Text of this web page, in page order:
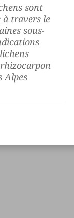
sont
à travers le
sous-
rhizocarpon
Alpes